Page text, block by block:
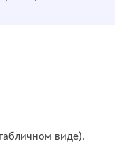
виде).